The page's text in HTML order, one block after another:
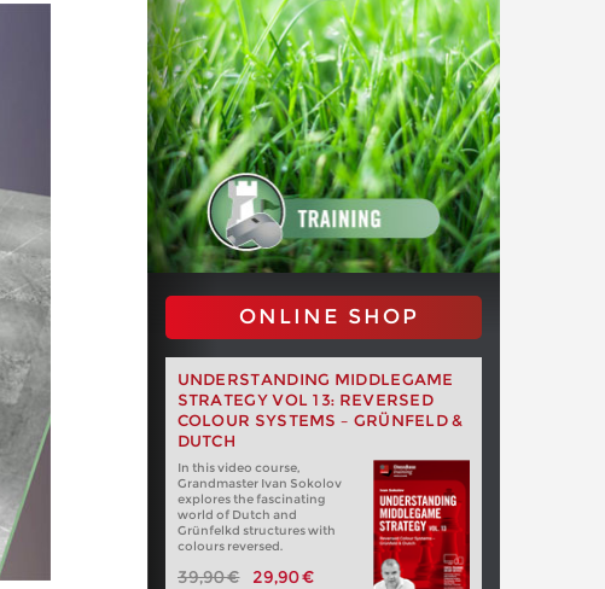
ONLINE SHOP
UNDERSTANDING MIDDLEGAME
STRATEGY VOL 13: REVERSED
COLOUR SYSTEMS – GRÜNFELD &
DUTCH
In this video course,
Grandmaster Ivan Sokolov
explores the fascinating
world of Dutch and
Grünfelkd structures with
colours reversed.
39,90 € 29,90 €